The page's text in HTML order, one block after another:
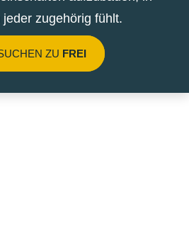
zugehörig fühlt.
ZU FREI